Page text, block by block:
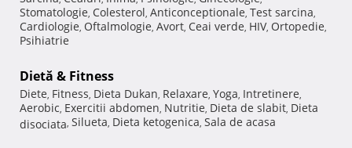
Stomatologie, Colesterol, Anticonceptionale, Test sarcina,
Cardiologie, Oftalmologie, Avort, Ceai verde, HIV, Ortopedie,
Psihiatrie
Dietă & Fitness
Diete, Fitness, Dieta Dukan, Relaxare, Yoga, Intretinere,
Aerobic, Exercitii abdomen, Nutritie, Dieta de slabit, Dieta
disociata, Silueta, Dieta ketogenica, Sala de acasa